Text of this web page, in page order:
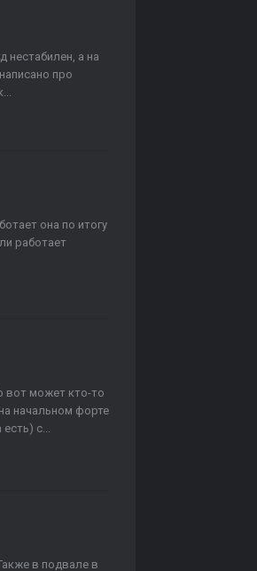
нестабилен, а на
про
она по итогу
работает
вот может кто-то
начальном форте
с...
в подвале в